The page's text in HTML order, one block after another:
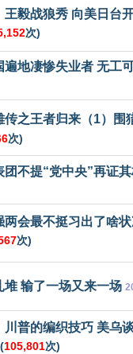
王毅战狼秀 向美日台
次)
遍地凄惨失业者 无工
传之王者归来（1）围
次)
团不提“党中央”再证
两会最不挺习出了啥
次)
堆 输了一场又来一场
川普的编织技巧 美乌
(105,801次)